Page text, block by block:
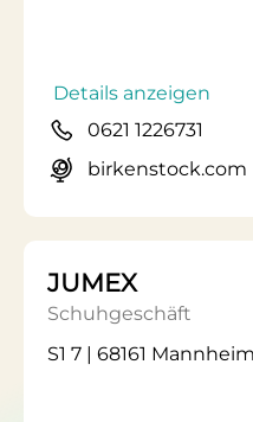
Details anzeigen
0621 1226731
birkenstock.com
JUMEX
Schuhgeschäft
S1 7 | 68161 Mannheim